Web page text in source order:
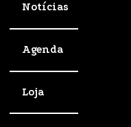
Notícias
Agenda
Loja